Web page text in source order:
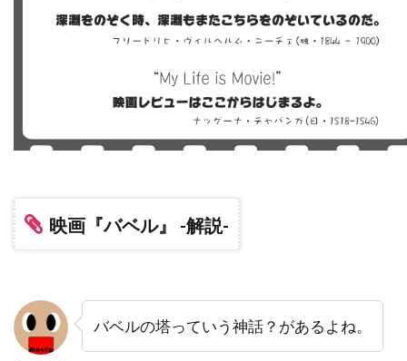
トム・シャドヤック
トム・シュルマン
トム・スケリット
トム・スターン
トム・ノーブル
トム・ハンクス
トム・マッゴーワン
トム・リース・ファレル
トム・ヴォーン
トライマーク・ピクチャーズ
トランスフォーマー
映画『バベル』 -解説-
バベルの塔っていう神話？があるよね。